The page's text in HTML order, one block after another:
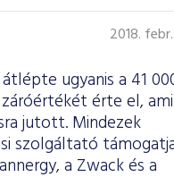
2018.
ugyanis a 41
érte el, ami
jutott. Mindezek
szolgáltató
a Zwack és a